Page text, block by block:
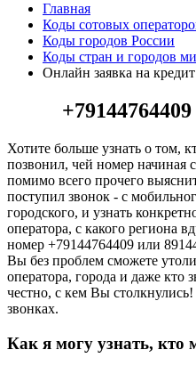
Главная
Коды сотовых
Коды городов России
Коды стран и городов
Онлайн заявка на кредит
Хотите больше узнать о том,
позвонил, чей номер начиная
помимо всего прочего
поступил звонок - с
городского, и узнать
оператора, с какого региона
номер +79144764409 или
Вы без проблем сможете
оператора, города и даже кто
честно, с кем Вы
звонках.
Как я могу узнать, кто